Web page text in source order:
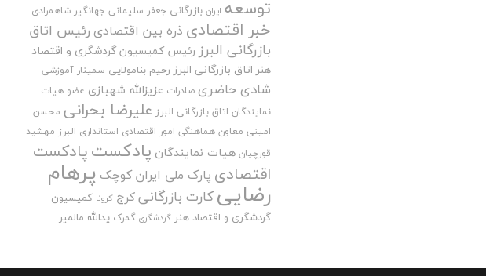
توسعه ایران بازرگانی جعفر سلیمانی جهانگیر شاهمرادی
خبر اقتصادی ذره بین اقتصادی رئیس اتاق
بازرگانی البرز رئیس کمیسیون گردشگری و اقتصاد
هنر اتاق بازرگانی البرز رحیم بنامولایی سمینار آموزشی
شادی حاضری صادرات عزیزالله شهبازی عضو هیات
نمایندگان اتاق بازرگانی البرز علیرضا بحرانی محسن
امینی معاون هماهنگی امور اقتصادی استانداری البرز مهشید
قورچیان هیات نمایندگان پادکستپادکست
اقتصادی پارک ملی ایران کوچک پرهام
رضاییکارت بازرگانیکرج کرونا کمیسیون
گردشگری و اقتصاد هنر گردشگری گمرک یدالله مالمیر